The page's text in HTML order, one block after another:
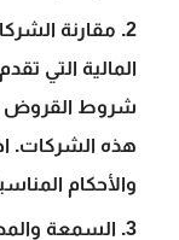
مقارنة
المالية التي
شروط القروض
هذه الشركات.
والأحكام
السمعة